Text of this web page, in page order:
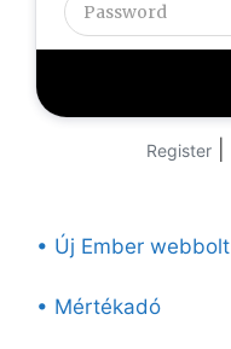
Register
• Új Ember webbolt
• Mértékadó